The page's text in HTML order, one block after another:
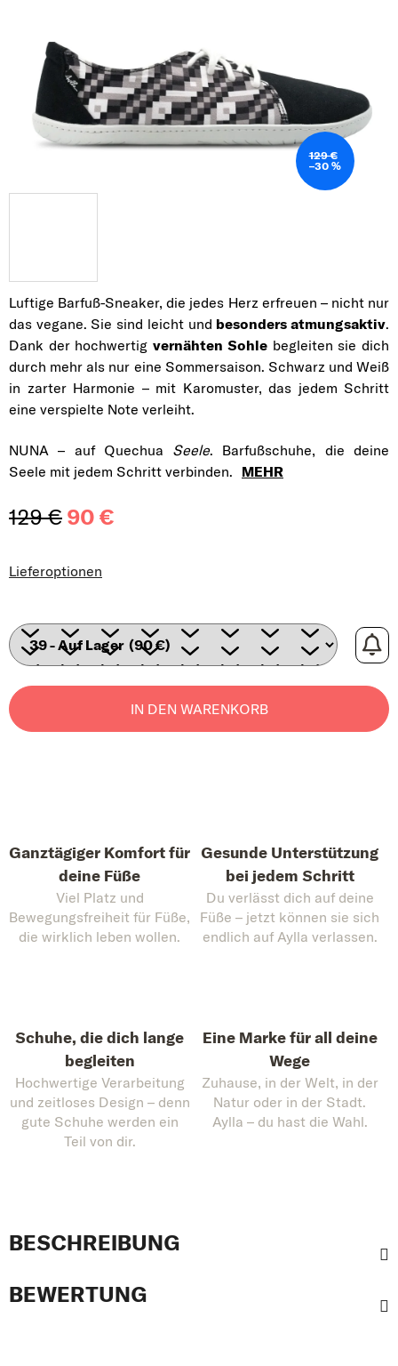
Luftige Barfuß-Sneaker, die jedes Herz erfreuen – nicht nur
das vegane. Sie sind leicht und besonders atmungsaktiv.
Dank der hochwertigvernähten Sohlebegleiten sie dich
durch mehr als nur eine Sommersaison. Schwarz und Weiß
in zarter Harmonie – mit Karomuster, das jedem Schritt
eine verspielte Note verleiht.
NUNA – auf Quechua Seele. Barfußschuhe, die deine
Seele mit jedem Schritt verbinden. MEHR
129 € 90 €
Lieferoptionen
IN DEN WARENKORB
129 €
–30 %
Ganztägiger Komfort für
deine Füße
Viel Platz und
Bewegungsfreiheit für Füße,
die wirklich leben wollen.
Gesunde Unterstützung
bei jedem Schritt
Du verlässt dich auf deine
Füße – jetzt können sie sich
endlich auf Aylla verlassen.
Schuhe, die dich lange
begleiten
Hochwertige Verarbeitung
und zeitloses Design – denn
gute Schuhe werden ein
Teil von dir.
Eine Marke für all deine
Wege
Zuhause, in der Welt, in der
Natur oder in der Stadt.
Aylla – du hast die Wahl.
BESCHREIBUNG
BEWERTUNG